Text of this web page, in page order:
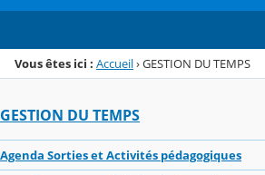
Vous êtes ici : Accueil›GESTION DU TEMPS
GESTION DU TEMPS
Agenda Sorties et Activités pédagogiques